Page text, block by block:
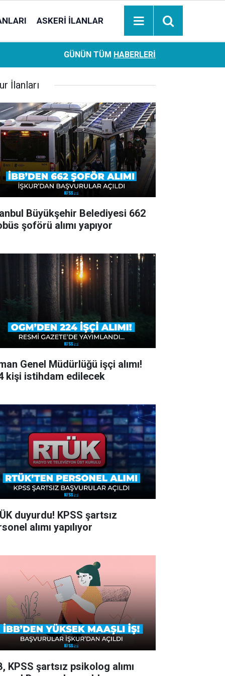
ASKERI İLANLAR
Ziraat Bankası başvuran emeklilere hemen ödeme
hesaplara geçiyor
GÜNÜN TÜM HABERLERI
İlanları
Büyükşehir Belediyesi 662
şoförü alımı yapıyor
Genel Müdürlüğü işçi alımı!
kişi istihdam edilecek
duyurdu! KPSS şartsız
alımı yapılıyor
KPSS şartsız psikolog alımı